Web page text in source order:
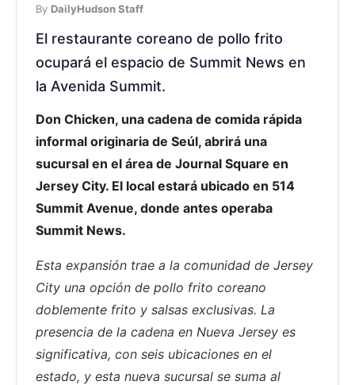
By DailyHudson Staff
El restaurante coreano de pollo frito
ocupará el espacio de Summit News en
la Avenida Summit.
Don Chicken, una cadena de comida rápida
informal originaria de Seúl, abrirá una
sucursal en el área de Journal Square en
Jersey City. El local estará ubicado en 514
Summit Avenue, donde antes operaba
Summit News.
Esta expansión trae a la comunidad de Jersey
City una opción de pollo frito coreano
doblemente frito y salsas exclusivas. La
presencia de la cadena en Nueva Jersey es
significativa, con seis ubicaciones en el
estado, y esta nueva sucursal se suma al